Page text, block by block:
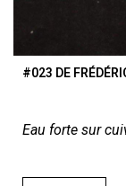
#023 DE
Eau forte sur